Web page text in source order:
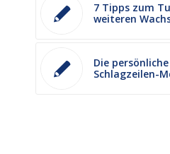
7 Tipps zum
weiteren
Die
Schlagzeilen-